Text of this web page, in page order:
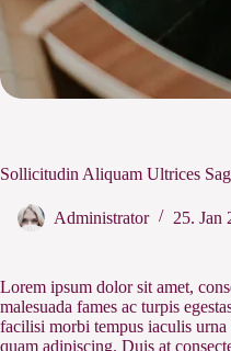
Sollicitudin Aliquam Ultrices
Administrator 25. Jan
Lorem ipsum dolor sit amet,
malesuada fames ac turpis
facilisi morbi tempus iaculis
quam adipiscing. Duis at